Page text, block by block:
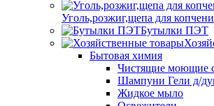
Уголь,розжиг,щепа для
Бутылки ПЭТ
Бытовая химия
Чистящие моющие
Шампуни Гели д/
Жидкое мыло